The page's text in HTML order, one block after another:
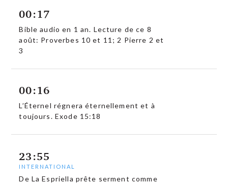
00:17
Bible audio en 1 an. Lecture de ce 8
août: Proverbes 10 et 11; 2 Pierre 2 et
3
00:16
L’Éternel régnera éternellement et à
toujours. Exode 15:18
23:55
INTERNATIONAL
De La Espriella prête serment comme